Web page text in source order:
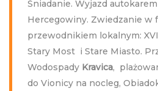
Śniadanie. Wyjazd
Hercegowiny. Zwiedzanie w
przewodnikiem lokalnym:
Stary Most i Stare Miasto.
Wodospady Kravica,
do Vionicy na nocleg,